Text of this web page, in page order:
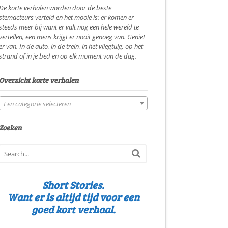
korte verhalen worden door de beste
verteld en het mooie is: er komen er
meer bij want er valt nog een hele wereld te
een mens krijgt er nooit genoeg van. Geniet
van. In de auto, in de trein, in het vliegtuig, op het
of in je bed en op elk moment van de dag.
Overzicht korte verhalen
Een categorie selecteren
Short Stories.
Want er is altijd tijd voor een
goed kort verhaal.